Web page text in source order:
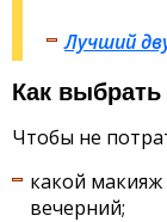
Лучший
Как
Чтобы не
какой макияж
вечерний;